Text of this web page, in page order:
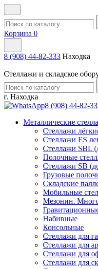
Корзина 0
8 (908) 44-82-333 Находка
Стеллажи и складское
г. Находка
8 (908) 44-82-
Металлические
Стеллажи
Стеллажи ES
Стеллажи SBL
Полочные
Стеллажи SB
Грузовые
Складские
Мобильные
Мезонин.
Набивные
Консольные
Стеллажи для
Стеллажи для
Стеллажи для
Стеллажи для